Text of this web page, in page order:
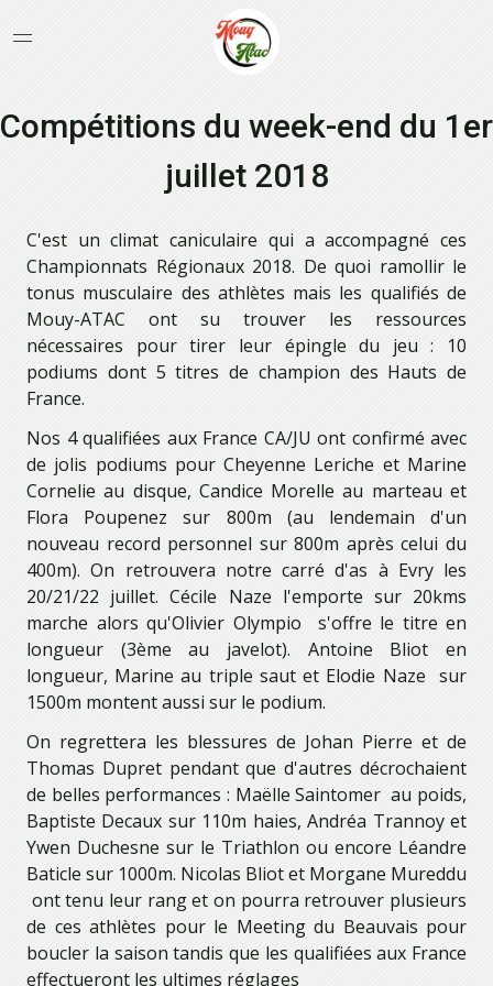
Compétitions du week-end du 1er
juillet 2018
C'est un climat caniculaire qui a accompagné ces
Championnats Régionaux 2018. De quoi ramollir le
tonus musculaire des athlètes mais les qualifiés de
Mouy-ATAC ont su trouver les ressources
nécessaires pour tirer leur épingle du jeu : 10
podiums dont 5 titres de champion des Hauts de
France.
Nos 4 qualifiées aux France CA/JU ont confirmé avec
de jolis podiums pour Cheyenne Leriche et Marine
Cornelie au disque, Candice Morelle au marteau et
Flora Poupenez sur 800m (au lendemain d'un
nouveau record personnel sur 800m après celui du
400m). On retrouvera notre carré d'as à Evry les
20/21/22 juillet. Cécile Naze l'emporte sur 20kms
marche alors qu'Olivier Olympio s'offre le titre en
longueur (3ème au javelot). Antoine Bliot en
longueur, Marine au triple saut et Elodie Naze sur
1500m montent aussi sur le podium.
On regrettera les blessures de Johan Pierre et de
Thomas Dupret pendant que d'autres décrochaient
de belles performances : Maëlle Saintomer au poids,
Baptiste Decaux sur 110m haies, Andréa Trannoy et
Ywen Duchesne sur le Triathlon ou encore Léandre
Baticle sur 1000m. Nicolas Bliot et Morgane Mureddu
ont tenu leur rang et on pourra retrouver plusieurs
de ces athlètes pour le Meeting du Beauvais pour
boucler la saison tandis que les qualifiées aux France
effectueront les ultimes réglages